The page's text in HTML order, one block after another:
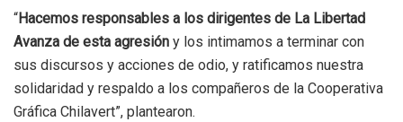
“Hacemos responsables a los dirigentes de La Libertad
Avanza de esta agresión y los intimamos a terminar con
sus discursos y acciones de odio, y ratificamos nuestra
solidaridad y respaldo a los compañeros de la Cooperativa
Gráfica Chilavert”, plantearon.